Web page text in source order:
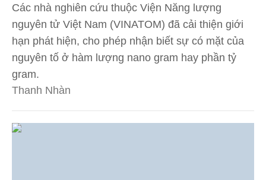
Các nhà nghiên cứu thuộc Viện Năng lượng
nguyên tử Việt Nam (VINATOM) đã cải thiện giới
hạn phát hiện, cho phép nhận biết sự có mặt của
nguyên tố ở hàm lượng nano gram hay phần tỷ
gram.
Thanh Nhàn